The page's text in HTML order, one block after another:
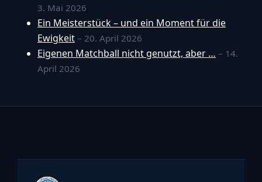
3. Mai 2026
Ein Meisterstück – und ein Moment für die
Ewigkeit – 20. April 2026
Eigenen Matchball nicht genutzt, aber … – 14.
April 2026